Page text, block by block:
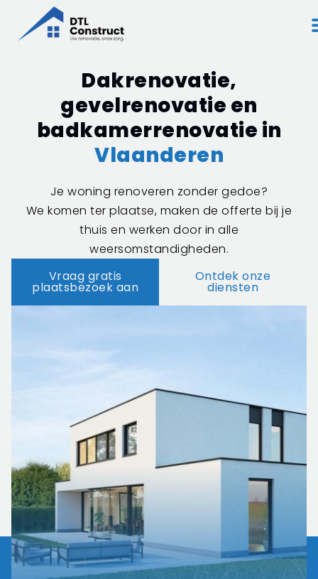
Dakrenovatie,
gevelrenovatie en
badkamerrenovatie in
Vlaanderen
Je woning renoveren zonder gedoe?
We komen ter plaatse, maken de offerte bij je
thuis en werken door in alle
weersomstandigheden.
Vraag gratis
plaatsbezoek aan
Ontdek onze
diensten